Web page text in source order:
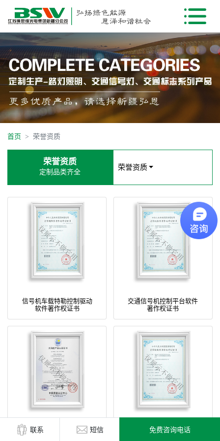
首页 荣誉资质
荣誉资质
定制品类齐全
荣誉资质
信号机车载特勒控制驱动
软件著作权证书
交通信号机控制平台软件
著作权证书
太阳能产品认证证书（独
信号机配置监视系统软件
联系 短信 免费咨询电话